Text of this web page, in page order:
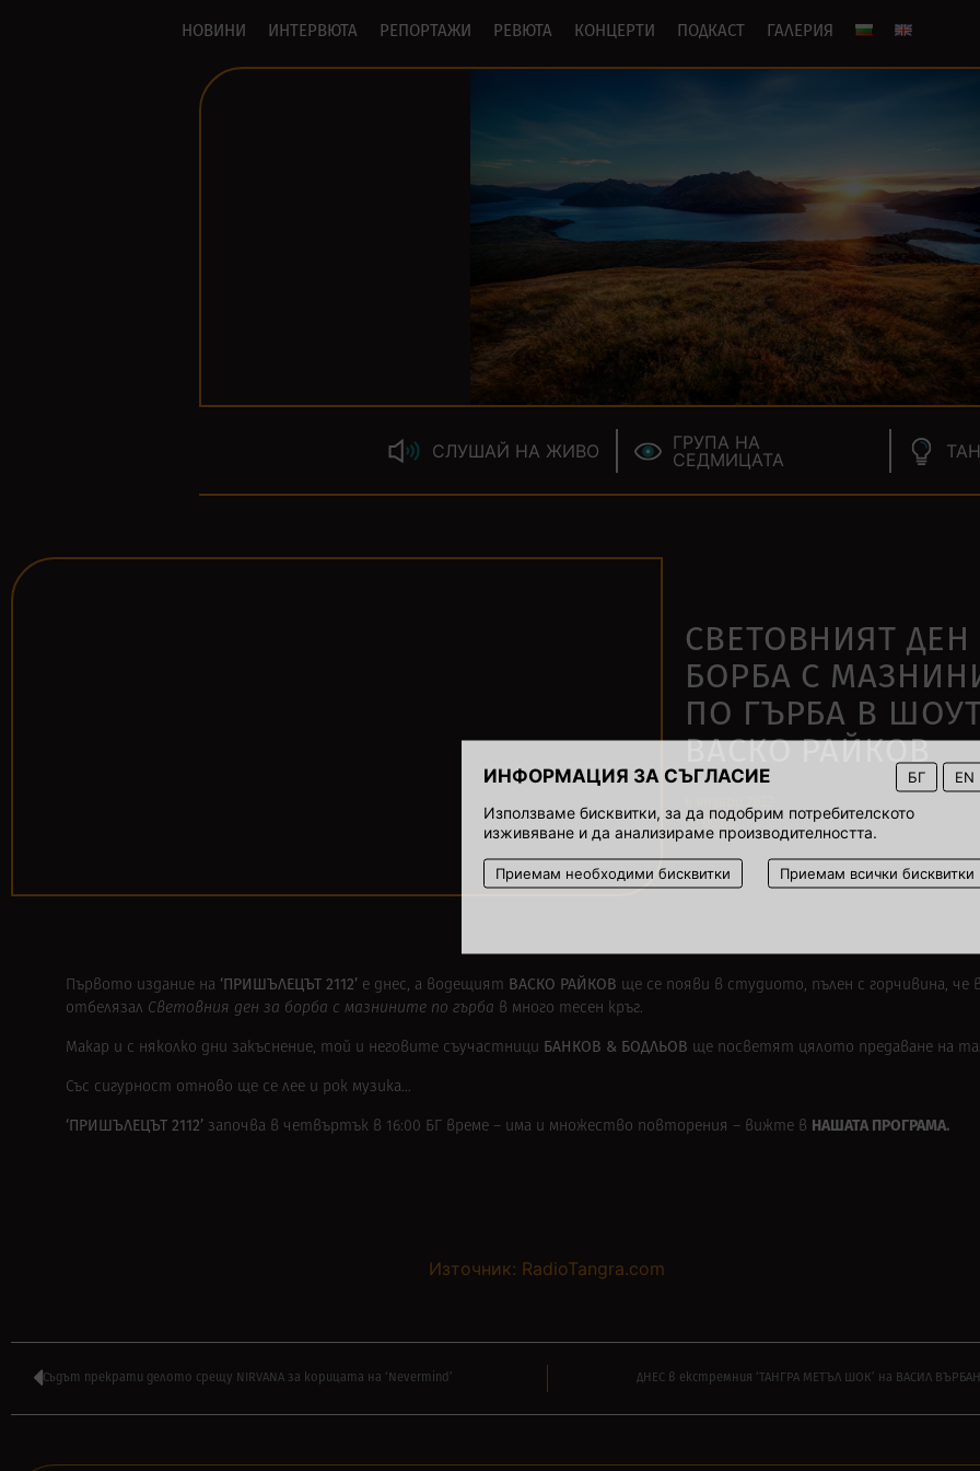
ИНФОРМАЦИЯ ЗА СЪГЛАСИЕ БГ EN
Използваме бисквитки, за да подобрим потребителското
изживяване и да анализираме производителността.
Приемам необходими бисквитки Приемам всички бисквитки
НОВИНИ ИНТЕРВЮТА РЕПОРТАЖИ РЕВЮТА КОНЦЕРТИ ПОДКАСТ ГАЛЕРИЯ
СЛУШАЙ НА ЖИВО
ГРУПА НА
СЕДМИЦАТА
СВЕТОВНИЯТ ДЕН
БОРБА С
ПО ГЪРБА В
ВАСКО РАЙКОВ
00:00
Първото издание на ‘ПРИШЪЛЕЦЪТ 2112’ е днес, а водещият ВАСКО РАЙКОВ ще се появи в студиото, пълен с горчивина, че
отбелязал Световния ден за борба с мазнините по гърба в много тесен кръг.
Макар и с няколко дни закъснение, той и неговите съучастници БАНКОВ & БОДЛЬОВ ще посветят цялото предаване на
Със сигурност отново ще се лее и рок музика…
‘ПРИШЪЛЕЦЪТ 2112’ започва в четвъртък в 16:00 БГ време – има и множество повторения – вижте в НАШАТА ПРОГРАМА.
Източник: RadioTangra.com
Съдът прекрати делото срещу NIRVANA за корицата на ‘Nevermind’ ДНЕС в екстремния ‘ТАНГРА МЕТЪЛ ШОК’ на ВАСИЛ